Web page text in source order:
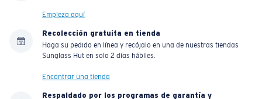
Empieza aquí
Recolección gratuita en tienda
Haga su pedido en línea y recójalo en una de nuestras tiendas
Sunglass Hut en solo 2 días hábiles.
Encontrar una tienda
Respaldado por los programas de garantía y